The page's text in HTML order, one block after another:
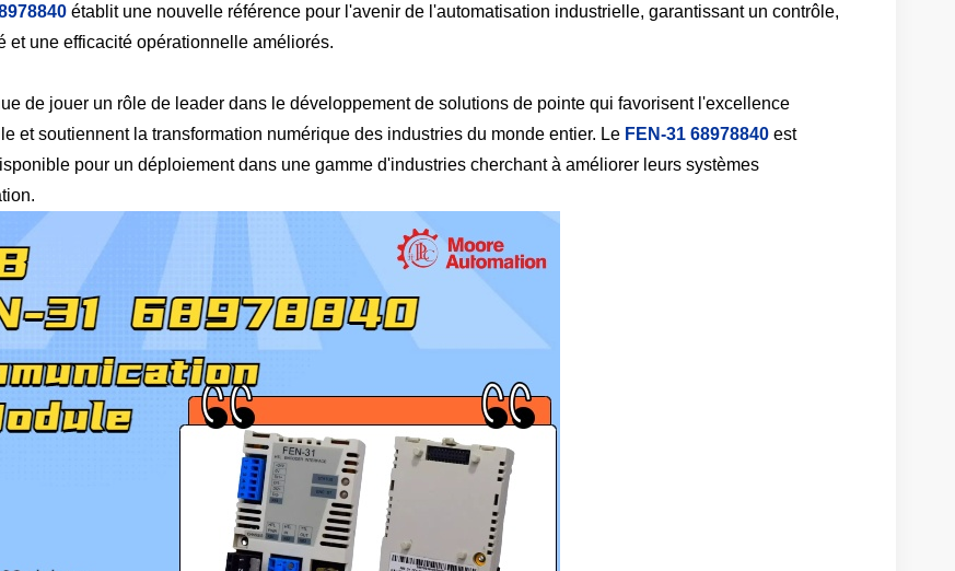
établit une nouvelle référence pour l'avenir de l'automatisation industrielle, garantissant un contrôle,
et une efficacité opérationnelle améliorés.
de jouer un rôle de leader dans le développement de solutions de pointe qui favorisent l'excellence
et soutiennent la transformation numérique des industries du monde entier. Le FEN-31 68978840 est
pour un déploiement dans une gamme d'industries cherchant à améliorer leurs systèmes